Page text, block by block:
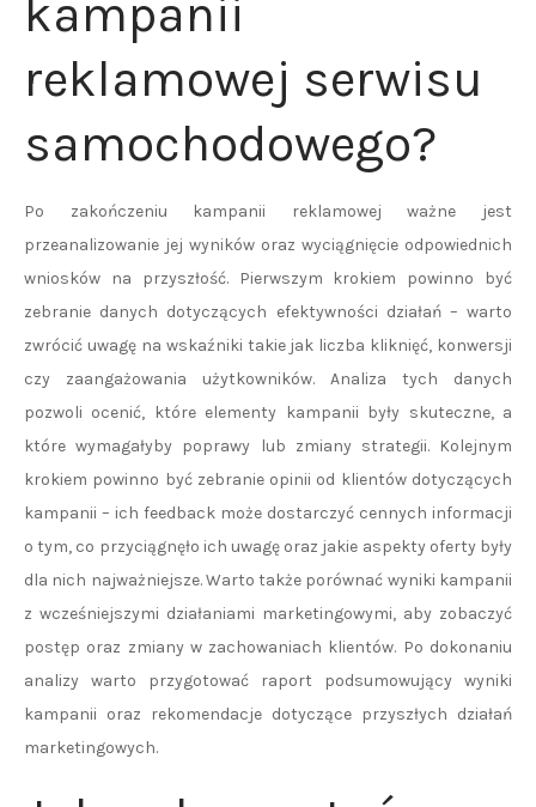
kampanii
reklamowej serwisu
samochodowego?
Po zakończeniu kampanii reklamowej ważne jest
przeanalizowanie jej wyników oraz wyciągnięcie odpowiednich
wniosków na przyszłość. Pierwszym krokiem powinno być
zebranie danych dotyczących efektywności działań – warto
zwrócić uwagę na wskaźniki takie jak liczba kliknięć, konwersji
czy zaangażowania użytkowników. Analiza tych danych
pozwoli ocenić, które elementy kampanii były skuteczne, a
które wymagałyby poprawy lub zmiany strategii. Kolejnym
krokiem powinno być zebranie opinii od klientów dotyczących
kampanii – ich feedback może dostarczyć cennych informacji
o tym, co przyciągnęło ich uwagę oraz jakie aspekty oferty były
dla nich najważniejsze. Warto także porównać wyniki kampanii
z wcześniejszymi działaniami marketingowymi, aby zobaczyć
postęp oraz zmiany w zachowaniach klientów. Po dokonaniu
analizy warto przygotować raport podsumowujący wyniki
kampanii oraz rekomendacje dotyczące przyszłych działań
marketingowych.